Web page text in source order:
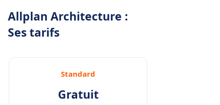
Allplan Architecture :
Ses tarifs
Standard
Gratuit